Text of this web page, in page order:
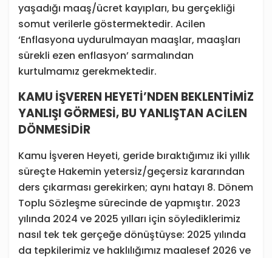
yaşadığı maaş/ücret kayıpları, bu gerçekliği
somut verilerle göstermektedir. Acilen
‘Enflasyona uydurulmayan maaşlar, maaşları
sürekli ezen enflasyon’ sarmalından
kurtulmamız gerekmektedir.
KAMU İŞVEREN HEYETİ’NDEN BEKLENTİMİZ
YANLIŞI GÖRMESİ, BU YANLIŞTAN ACİLEN
DÖNMESİDİR
Kamu İşveren Heyeti, geride bıraktığımız iki yıllık
süreçte Hakemin yetersiz/geçersiz kararından
ders çıkarması gerekirken; aynı hatayı 8. Dönem
Toplu Sözleşme sürecinde de yapmıştır. 2023
yılında 2024 ve 2025 yılları için söylediklerimiz
nasıl tek tek gerçeğe dönüştüyse: 2025 yılında
da tepkilerimiz ve haklılığımız maalesef 2026 ve